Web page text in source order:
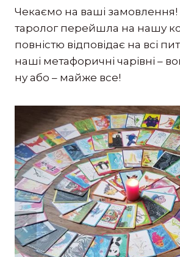
Чекаємо на ваші замовлення!
таролог перейшла на нашу
повністю відповідає на всі
наші метафоричні чарівні –
ну або – майже все!